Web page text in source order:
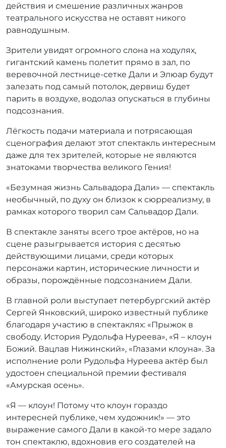
действия и смешение различных жанров
театрального искусства не оставят никого
равнодушным.
Зрители увидят огромного слона на ходулях,
гигантский камень полетит прямо в зал, по
веревочной лестнице-сетке Дали и Элюар будут
залезать под самый потолок, дервиш будет
парить в воздухе, водолаз опускаться в глубины
подсознания.
Лёгкость подачи материала и потрясающая
сценография делают этот спектакль интересным
даже для тех зрителей, которые не являются
знатоками творчества великого Гения!
«Безумная жизнь Сальвадора Дали» — спектакль
необычный, по духу он близок к сюрреализму, в
рамках которого творил сам Сальвадор Дали.
В спектакле заняты всего трое актёров, но на
сцене разыгрывается история с десятью
действующими лицами, среди которых
персонажи картин, исторические личности и
образы, порождённые подсознанием Дали.
В главной роли выступает петербургский актёр
Сергей Янковский, широко известный публике
благодаря участию в спектаклях: «Прыжок в
свободу. История Рудольфа Нуреева», «Я – клоун
Божий. Вацлав Нижинский», «Глазами клоуна». За
исполнение роли Рудольфа Нуреева актёр был
удостоен специальной премии фестиваля
«Амурская осень».
«Я — клоун! Потому что клоун гораздо
интересней публике, чем художник!» — это
выражение самого Дали в какой-то мере задало
тон спектаклю, вдохновив его создателей на